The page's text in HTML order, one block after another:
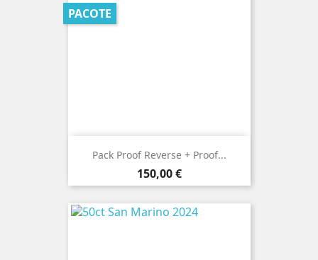
Pack Proof Reverse + Proof...
Preço
150,00 €
PACOTE